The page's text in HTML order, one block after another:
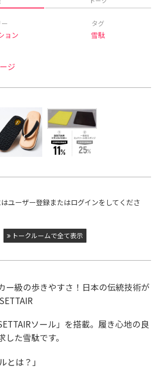
ョン
タグ
雪駄
ジ
ユーザー登録またはログインをしてくださ
トークルームで全て表示
ー級の歩きやすさ！日本の伝統技術が
ソール」を搭載。履き心地の良
た雪駄です。
とは？」